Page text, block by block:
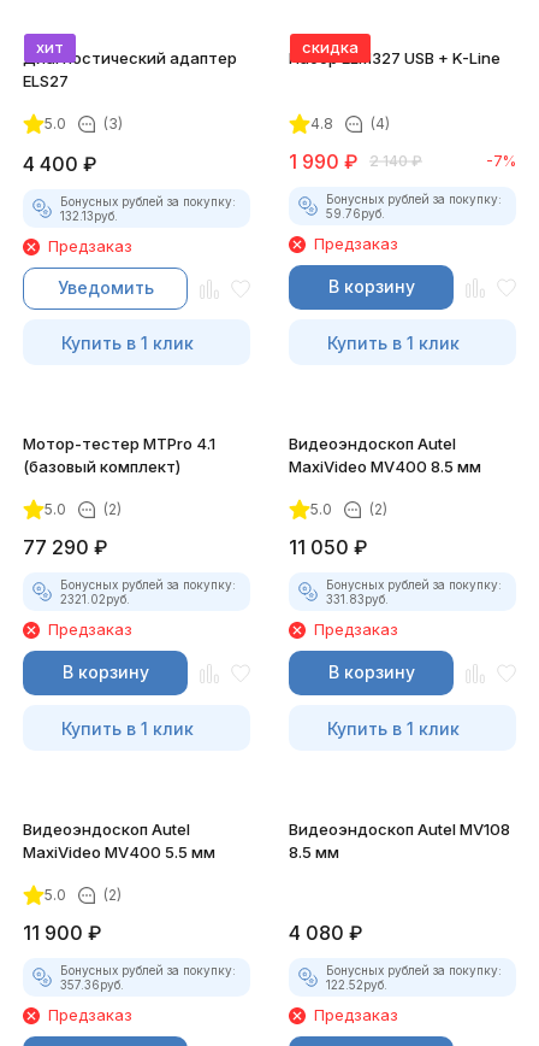
хит
Диагностический адаптер
ELS27
5.0 (3)
4 400 ₽
Бонусных рублей за покупку:
132.13руб.
Предзаказ
Уведомить
Купить в 1 клик
скидка
Набор ELM327 USB + K-Line
4.8 (4)
1 990 ₽ 2 140 ₽ -7%
Бонусных рублей за покупку:
59.76руб.
Предзаказ
В корзину
Купить в 1 клик
Мотор-тестер MTPro 4.1
(базовый комплект)
5.0 (2)
77 290 ₽
Бонусных рублей за покупку:
2321.02руб.
Предзаказ
В корзину
Купить в 1 клик
Видеоэндоскоп Autel
MaxiVideo MV400 8.5 мм
5.0 (2)
11 050 ₽
Бонусных рублей за покупку:
331.83руб.
Предзаказ
В корзину
Купить в 1 клик
Видеоэндоскоп Autel
MaxiVideo MV400 5.5 мм
5.0 (2)
11 900 ₽
Бонусных рублей за покупку:
357.36руб.
Предзаказ
Видеоэндоскоп Autel MV108
8.5 мм
4 080 ₽
Бонусных рублей за покупку:
122.52руб.
Предзаказ